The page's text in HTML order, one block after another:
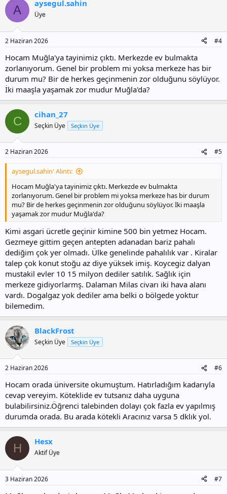
k
l
A aysegul.sahin
Üye
2 Haziran 2026 #4
Hocam Muğla'ya tayinimiz çıktı. Merkezde ev bulmakta
zorlanıyorum. Genel bir problem mi yoksa merkeze has bir
durum mu? Bir de herkes geçinmenin zor olduğunu söylüyor.
İki maaşla yaşamak zor mudur Muğla'da?
C cihan_27
Seçkin Üye Seçkin Üye
2 Haziran 2026 #5
aysegul.sahin' Alıntı:
Hocam Muğla'ya tayinimiz çıktı. Merkezde ev bulmakta
zorlanıyorum. Genel bir problem mi yoksa merkeze has bir durum
mu? Bir de herkes geçinmenin zor olduğunu söylüyor. İki maaşla
yaşamak zor mudur Muğla'da?
Kimi asgari ücretle geçinir kimine 500 bin yetmez Hocam.
Gezmeye gittim geçen antepten adanadan bariz pahalı
dediğim çok yer olmadı. Ülke genelinde pahalılık var . Kiralar
talep çok konut stoğu az diye yüksek imiş. Koycegiz dalyan
mustakil evler 10 15 milyon dediler satılık. Sağlık için
merkeze gidiyorlarmş. Dalaman Milas civarı iki hava alanı
vardı. Dogalgaz yok dediler ama belki o bölgede yoktur
bilemedim.
BlackFrost
Seçkin Üye Seçkin Üye
2 Haziran 2026 #6
Hocam orada üniversite okumuştum. Hatırladığım kadarıyla
cevap vereyim. Köteklide ev tutsanız daha uyguna
bulabilirsiniz.Öğrenci talebinden dolayı çok fazla ev yapılmış
durumda orada. Bu arada kötekli Aracınız varsa 5 dklık yol.
H Hesx
Aktif Üye
3 Haziran 2026 #7